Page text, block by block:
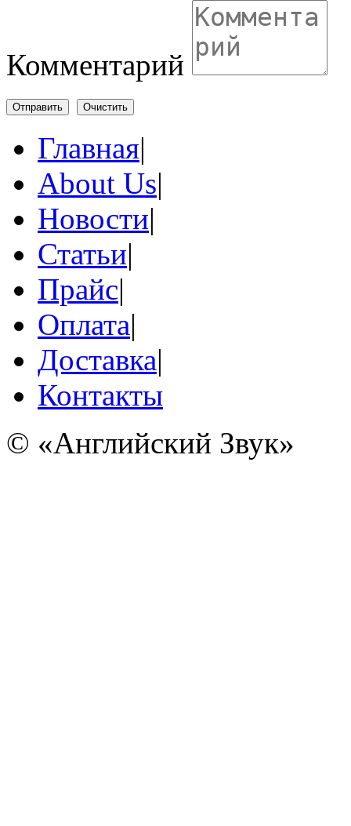
Комментарий
Отправить Очистить
Главная|
About Us|
Новости|
Статьи|
Прайс|
Оплата|
Доставка|
Контакты
© «Английский Звук»